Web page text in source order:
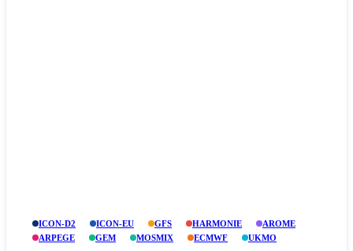
ICON-D2 ICON-EU GFS HARMONIE
AROME
ARPEGE
GEM MOSMIX ECMWF UKMO